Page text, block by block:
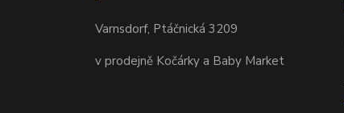
Varnsdorf, Ptáčnická 3209
v prodejně Kočárky a Baby Market